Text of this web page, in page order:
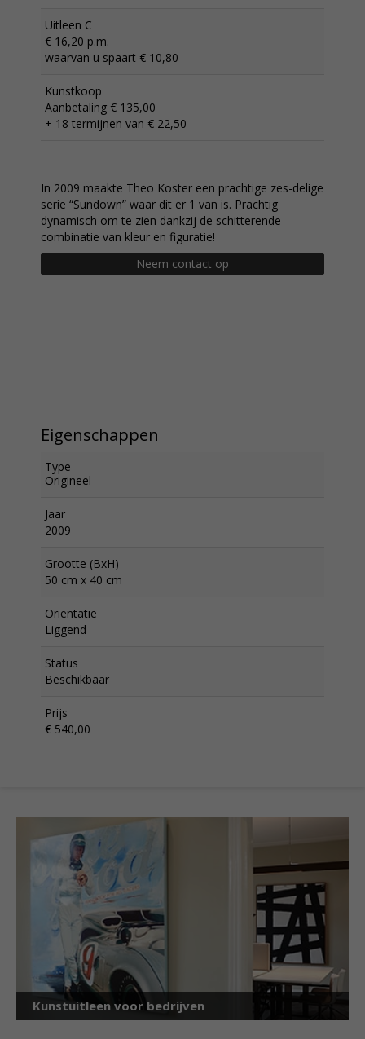
Uitleen C
€ 16,20 p.m.
waarvan u spaart € 10,80
Kunstkoop
Aanbetaling € 135,00
+ 18 termijnen van € 22,50
In 2009 maakte Theo Koster een prachtige zes-delige
serie “Sundown” waar dit er 1 van is. Prachtig
dynamisch om te zien dankzij de schitterende
combinatie van kleur en figuratie!
Neem contact op
Eigenschappen
Type
Origineel
Jaar
2009
Grootte (BxH)
50 cm x 40 cm
Oriëntatie
Liggend
Status
Beschikbaar
Prijs
€ 540,00
Kunstuitleen voor bedrijven